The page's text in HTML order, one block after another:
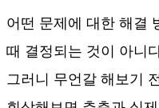
어떤 문제에 대한 해결
때 결정되는 것이 아니
그러니 무언갈 해보기